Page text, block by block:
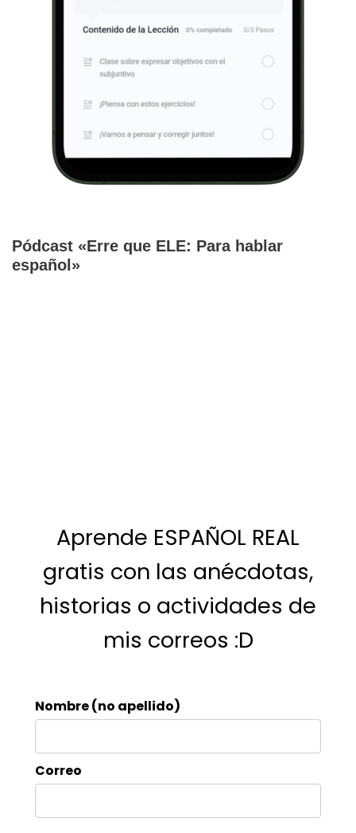
Pódcast «Erre que ELE: Para hablar
español»
Aprende ESPAÑOL REAL
gratis con las anécdotas,
historias o actividades de
mis correos :D
Nombre (no apellido)
Correo